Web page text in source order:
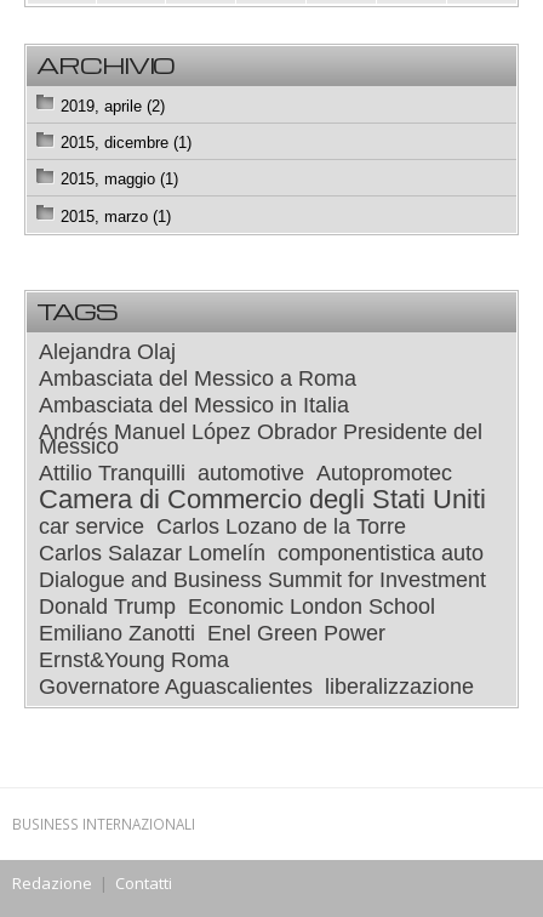
ARCHIVIO
2019, aprile (2)
2015, dicembre (1)
2015, maggio (1)
2015, marzo (1)
TAGS
Alejandra Olaj
Ambasciata del Messico a Roma
Ambasciata del Messico in Italia
Andrés Manuel López Obrador Presidente del
Messico
Attilio Tranquilli automotive Autopromotec
Camera di Commercio degli Stati Uniti
car service Carlos Lozano de la Torre
Carlos Salazar Lomelín componentistica auto
Dialogue and Business Summit for Investment
Donald Trump Economic London School
Emiliano Zanotti Enel Green Power
Ernst&Young Roma
Governatore Aguascalientes
liberalizzazione
BUSINESS INTERNAZIONALI
Redazione | Contatti